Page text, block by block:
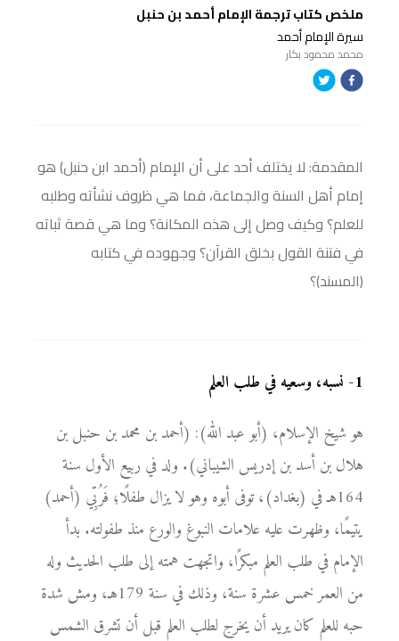
ملخص كتاب ترجمة الإمام أحمد بن حنبل
سيرة الإمام أحمد
محمد محمود بكار
المقدمة: لا يختلف أحد على أن الإمام (أحمد ابن حنبل) هو
إمام أهل السنة والجماعة، فما هي ظروف نشأته وطلبه
للعلم؟ وكيف وصل إلى هذه المكانة؟ وما هي قصة ثباته
في فتنة القول بخلق القرآن؟ وجهوده في كتابه
(المسند)؟
1
- نسبه، وسعيه في طلب العلم
هو شيخ الإسلام، (أبو عبد الله): (أحمد بن محمد بن حنبل بن
هلال بن أسد بن إدريس الشيباني). ولد في ربيع الأول سنة
164هـ في (بغداد)، توفى أبوه وهو لا يزال طفلًا؛ فَرُبِّي (أحمد)
يتيمًا، وظهرت عليه علامات النبوغ والورع منذ طفولته. بدأ
الإمام في طلب العلم مبكرًا، واتجهت همته إلى طلب الحديث وله
من العمر خمس عشرة سنة، وذلك في سنة 179هـ، ومش شدة
حبه للعلم كان يريد أن يخرج لطلب العلم قبل أن تشرق الشمس